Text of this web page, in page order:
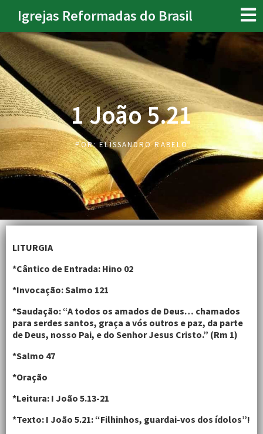
Igrejas Reformadas do Brasil
1 João 5.21
POR: ELISSANDRO RABELO
LITURGIA
*Cântico de Entrada: Hino 02
*Invocação: Salmo 121
*Saudação: “A todos os amados de Deus… chamados
para serdes santos, graça a vós outros e paz, da parte
de Deus, nosso Pai, e do Senhor Jesus Cristo.” (Rm 1)
*Salmo 47
*Oração
*Leitura: I João 5.13-21
*Texto: I João 5.21: “Filhinhos, guardai-vos dos ídolos”!